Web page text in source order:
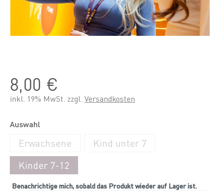
8,00 €
inkl. 19% MwSt. zzgl. Versandkosten
Auswahl
Erwachsene
Kind unter 7
Kinder 7-12
Benachrichtige mich, sobald das Produkt wieder auf Lager ist.